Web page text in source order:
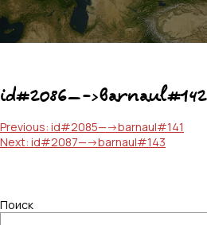
id#2086—->barnaul#142
Навигация
по
Previous: id#2085—->barnaul#141
Next: id#2087—->barnaul#143
Поиск